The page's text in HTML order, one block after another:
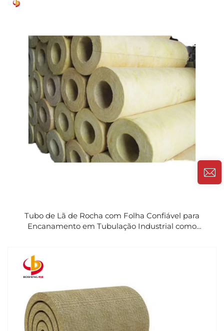
Tubo de Lã de Rocha com Folha Confiável para
Encanamento em Tubulação Industrial como